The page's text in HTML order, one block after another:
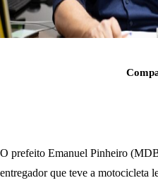
O prefeito Emanuel Pinheiro
entregador que teve a motocicleta